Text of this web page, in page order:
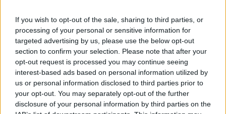
If you wish to opt-out of the sale, sharing to third parties, or
processing of your personal or sensitive information for
targeted advertising by us, please use the below opt-out
section to confirm your selection. Please note that after your
opt-out request is processed you may continue seeing
interest-based ads based on personal information utilized by
us or personal information disclosed to third parties prior to
your opt-out. You may separately opt-out of the further
disclosure of your personal information by third parties on the